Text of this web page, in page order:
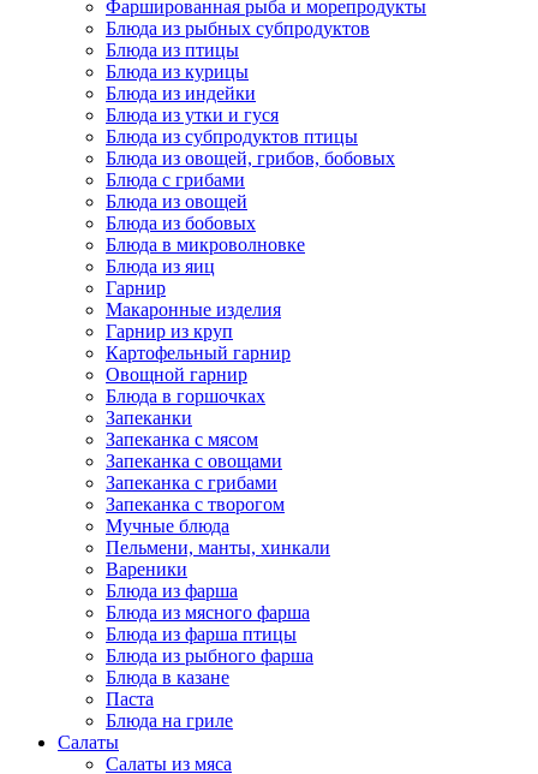
Фаршированная рыба и морепродукты
Блюда из рыбных субпродуктов
Блюда из птицы
Блюда из курицы
Блюда из индейки
Блюда из утки и гуся
Блюда из субпродуктов птицы
Блюда из овощей, грибов, бобовых
Блюда с грибами
Блюда из овощей
Блюда из бобовых
Блюда в микроволновке
Блюда из яиц
Гарнир
Макаронные изделия
Гарнир из круп
Картофельный гарнир
Овощной гарнир
Блюда в горшочках
Запеканки
Запеканка с мясом
Запеканка с овощами
Запеканка с грибами
Запеканка с творогом
Мучные блюда
Пельмени, манты, хинкали
Вареники
Блюда из фарша
Блюда из мясного фарша
Блюда из фарша птицы
Блюда из рыбного фарша
Блюда в казане
Паста
Блюда на гриле
Салаты
Салаты из мяса